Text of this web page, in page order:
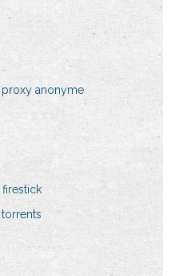
anonyme